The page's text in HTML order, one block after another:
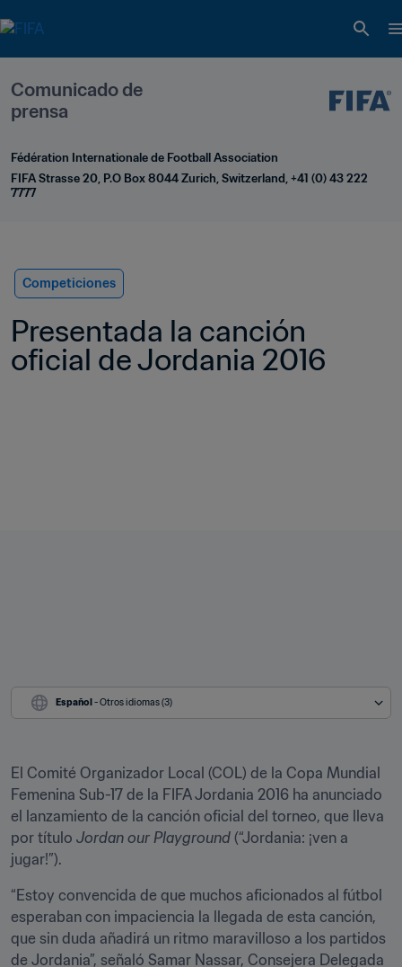
Comunicado de
prensa
Fédération Internationale de Football Association
FIFA Strasse 20, P.O Box 8044 Zurich, Switzerland, +41 (0) 43 222
7777
Competiciones
Presentada la canción
oficial de Jordania 2016
Español - Otros idiomas (3)
El Comité Organizador Local (COL) de la Copa Mundial
Femenina Sub-17 de la FIFA Jordania 2016 ha anunciado
el lanzamiento de la canción oficial del torneo, que lleva
por título Jordan our Playground (“Jordania: ¡ven a
jugar!”).
“Estoy convencida de que muchos aficionados al fútbol
esperaban con impaciencia la llegada de esta canción,
que sin duda añadirá un ritmo maravilloso a los partidos
de Jordania”, señaló Samar Nassar, Consejera Delegada